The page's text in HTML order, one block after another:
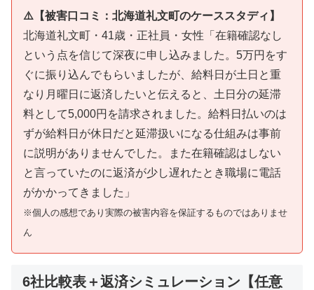
⚠️【被害口コミ：北海道礼文町のケーススタディ】
北海道礼文町・41歳・正社員・女性「在籍確認なし
という点を信じて深夜に申し込みました。5万円をす
ぐに振り込んでもらいましたが、給料日が土日と重
なり月曜日に返済したいと伝えると、土日分の延滞
料として5,000円を請求されました。給料日払いのは
ずが給料日が休日だと延滞扱いになる仕組みは事前
に説明がありませんでした。また在籍確認はしない
と言っていたのに返済が少し遅れたとき職場に電話
がかかってきました」
※個人の感想であり実際の被害内容を保証するものではありませ
ん
6社比較表＋返済シミュレーション【任意